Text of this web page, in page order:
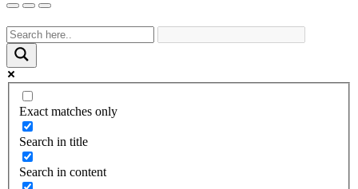
Exact matches only
Search in title
Search in content